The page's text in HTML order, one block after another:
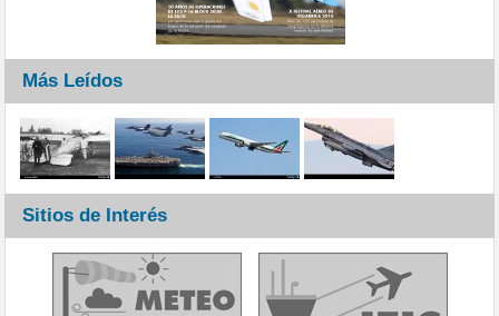
Más Leídos
Sitios de Interés